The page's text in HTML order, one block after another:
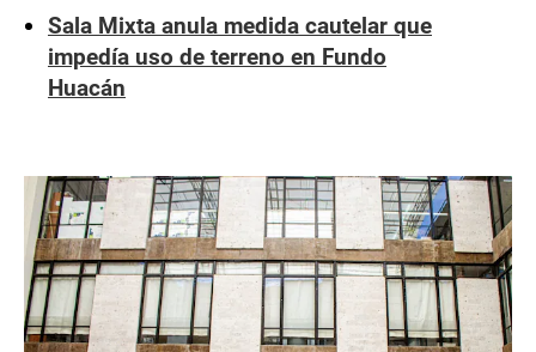
Sala Mixta anula medida cautelar que
impedía uso de terreno en Fundo
Huacán